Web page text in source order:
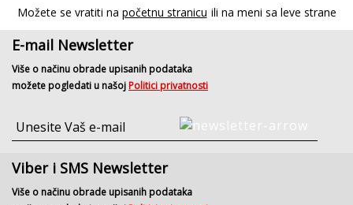
Možete se vratiti na početnu stranicu ili na meni sa leve strane
E-mail Newsletter
Više o načinu obrade upisanih podataka
možete pogledati u našoj Politici privatnosti
Viber i SMS Newsletter
Više o načinu obrade upisanih podataka